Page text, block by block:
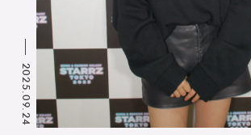
2025.09.24